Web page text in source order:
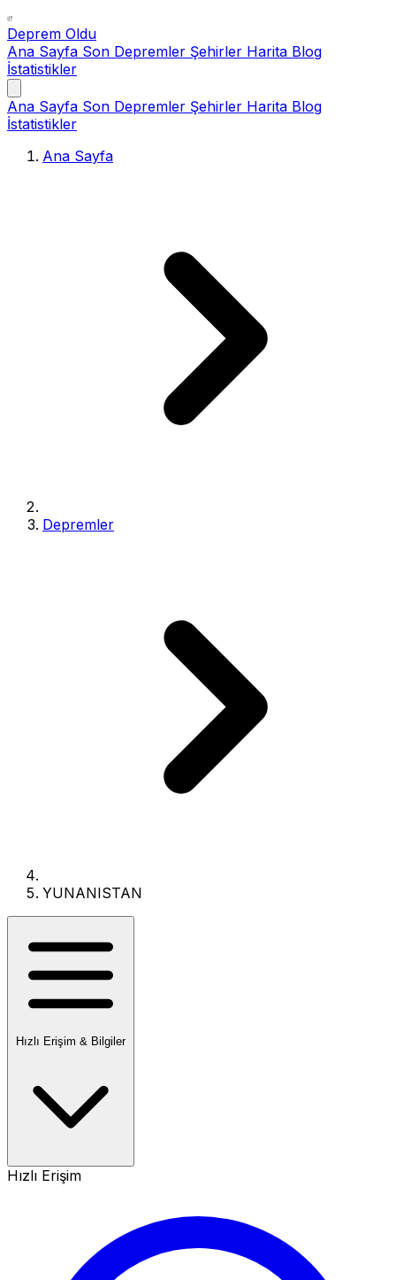
Deprem Oldu
Ana Sayfa Son Depremler Şehirler Harita Blog
İstatistikler
Ana Sayfa Son Depremler Şehirler Harita Blog
İstatistikler
Ana Sayfa
Depremler
YUNANISTAN
Hızlı Erişim & Bilgiler
Hızlı Erişim